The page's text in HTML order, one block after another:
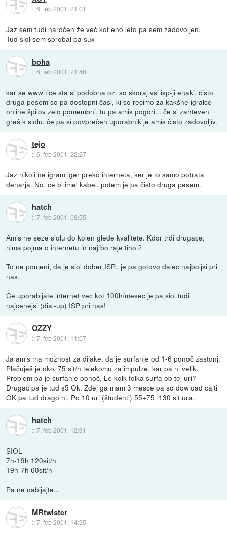
::6. feb 2001, 21:01
Jaz sem tudi naročen že več kot eno leto pa sem zadovoljen.
Tud siol sem sprobal pa sux
boha
::6. feb 2001, 21:46
kar se www tiče sta si podobna oz. so skoraj vsi isp-ji enaki. čisto
druga pesem so pa dostopni časi, ki so recimo za kakšne igralce
online špilov zelo pomembni. tu pa amis pogori... če si zahteven
greš k siolu, če pa si povprečen uporabnik je amis čisto zadovoljiv.
tejo
::6. feb 2001, 22:27
Jaz nikoli ne igram iger preko interneta, ker je to samo potrata
denarja. No, če bi imel kabel, potem je pa čisto druga pesem.
hatch
::7. feb 2001, 08:55
Amis ne seze siolu do kolen glede kvalitete. Kdor trdi drugace,
nima pojma o internetu in naj bo raje tiho.ž
To ne pomeni, da je siol dober ISP.. je pa gotovo dalec najboljsi pri
nas.
Ce uporabljate internet vec kot 100h/mesec je pa siol tudi
najcenejsi (dial-up) ISP pri nas!
OZZY
::7. feb 2001, 11:07
Ja amis ma možnost za dijake, da je surfanje od 1-6 ponoč zastonj.
Plačuješ je okol 75 sit/h telekomu za impulze, kar pa ni velik.
Problem pa je surfanje ponoč. Le kolk folka surfa ob tej uri?
Drugač pa je tud s5 Ok. Zdej ga mam 3 mesce pa so dowload cajti
OK pa tud drago ni. Po 10 uri (študenti) 55+75=130 sit ura.
hatch
::7. feb 2001, 12:31
SIOL
7h-19h 120sit/h
19h-7h 60sit/h
Pa ne nabijajte...
MRtwister
::7. feb 2001, 14:35